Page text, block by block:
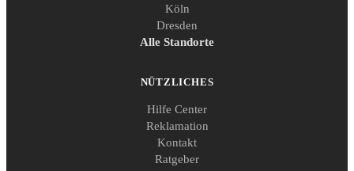
Köln
Dresden
Alle Standorte
NÜTZLICHES
Hilfe Center
Reklamation
Kontakt
Ratgeber